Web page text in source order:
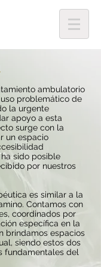
ambulatorio
problemático de
la urgente
apoyo a esta
surge con la
un espacio
sido posible
por nuestros
es similar a la
Contamos con
coordinados por
específica en la
brindamos espacios
siendo estos dos
fundamentales del